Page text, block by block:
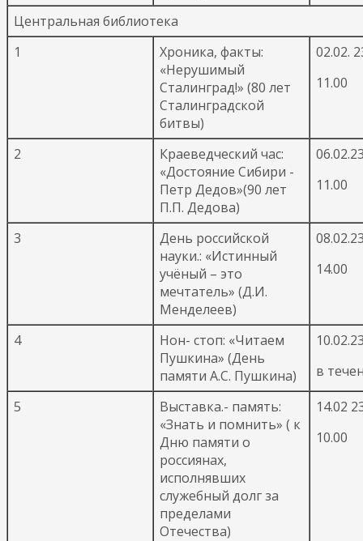
Центральная библиотека
1
Хроника, факты:
«Нерушимый
Сталинград!» (80 лет
Сталинградской
битвы)
02.02.
11.00
2
Краеведческий час:
«Достояние Сибири -
Петр Дедов»(90 лет
П.П. Дедова)
11.00
3
День российской
науки.: «Истинный
учёный – это
мечтатель» (Д.И.
Менделеев)
14.00
4
Нон- стоп: «Читаем
Пушкина» (День
памяти А.С. Пушкина)
в
5
Выставка.- память:
«Знать и помнить» ( к
Дню памяти о
россиянах,
исполнявших
служебный долг за
пределами
Отечества)
14.02
10.00